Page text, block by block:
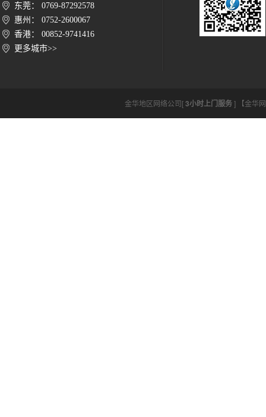
东莞： 0769-87292578
惠州： 0752-2600067
香港： 00852-9741416
更多城市>>
金华地区网络公司[3小时上门服务] 【金华